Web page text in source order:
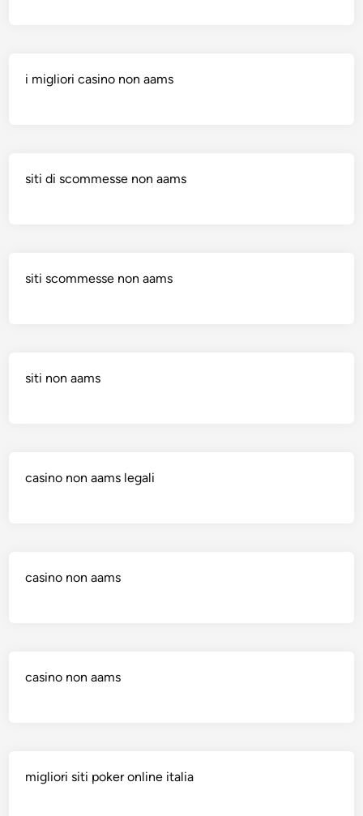
i migliori casino non aams
siti di scommesse non aams
siti scommesse non aams
siti non aams
casino non aams legali
casino non aams
casino non aams
migliori siti poker online italia